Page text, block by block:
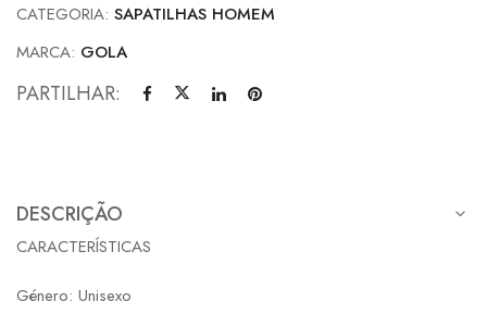
CATEGORIA: SAPATILHAS HOMEM
MARCA: GOLA
PARTILHAR:
DESCRIÇÃO
CARACTERÍSTICAS
Género: Unisexo